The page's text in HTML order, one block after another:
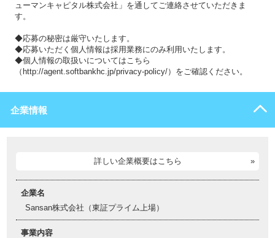
ューマンキャピタル株式会社」を通してご連絡させていただきま
す。
◆応募の秘密は厳守いたします。
◆応募いただく個人情報は採用業務にのみ利用いたします。
◆個人情報の取扱いについてはこちら
（http://agent.softbankhc.jp/privacy-policy/）をご確認ください。
企業情報
詳しい企業概要はこちら
企業名
Sansan株式会社（東証プライム上場）
事業内容